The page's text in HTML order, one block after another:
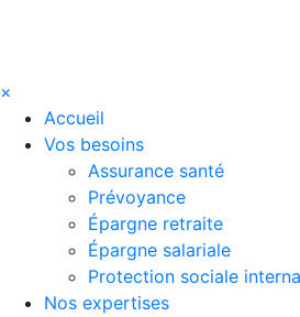
×
Accueil
Vos besoins
Assurance santé
Prévoyance
Épargne retraite
Épargne salariale
Protection sociale
Nos expertises